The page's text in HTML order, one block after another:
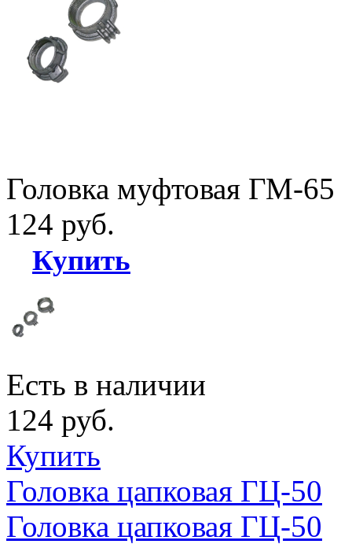
Головка муфтовая ГМ-65
124 руб.
Купить
Есть в наличии
124 руб.
Купить
Головка цапковая ГЦ-50
Головка цапковая ГЦ-50